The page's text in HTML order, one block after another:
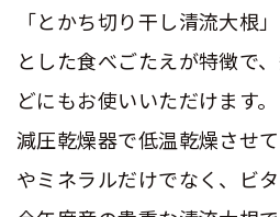
「とかち切り干し清流大根
とした食べごたえが特徴で
どにもお使いいただけます。
減圧乾燥器で低温乾燥させ
やミネラルだけでなく、ビタ